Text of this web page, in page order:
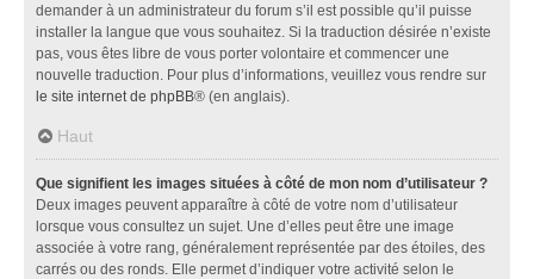
demander à un administrateur du forum s’il est possible qu’il puisse
installer la langue que vous souhaitez. Si la traduction désirée n’existe
pas, vous êtes libre de vous porter volontaire et commencer une
nouvelle traduction. Pour plus d’informations, veuillez vous rendre sur
le site internet de phpBB® (en anglais).
Haut
Que signifient les images situées à côté de mon nom d’utilisateur ?
Deux images peuvent apparaître à côté de votre nom d’utilisateur
lorsque vous consultez un sujet. Une d’elles peut être une image
associée à votre rang, généralement représentée par des étoiles, des
carrés ou des ronds. Elle permet d’indiquer votre activité selon le